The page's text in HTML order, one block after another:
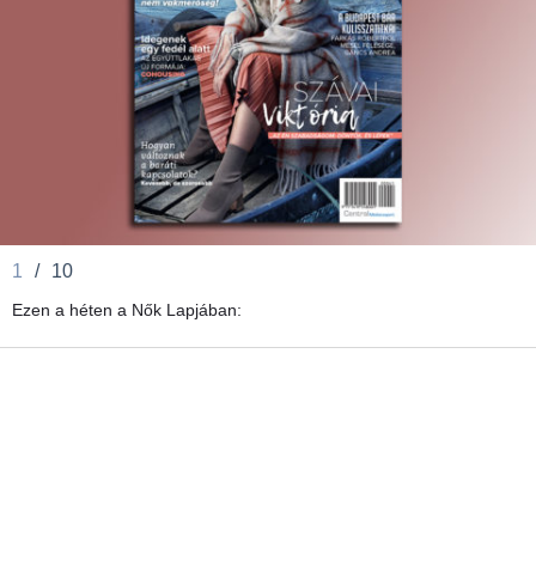
1 / 10
Ezen a héten a Nők Lapjában: